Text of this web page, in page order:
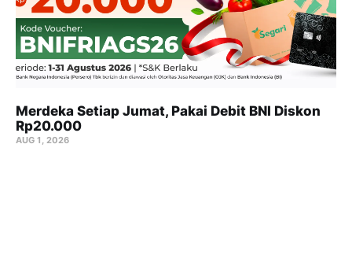
Merdeka Setiap Jumat, Pakai Debit BNI Diskon
Rp20.000
AUG 1, 2026